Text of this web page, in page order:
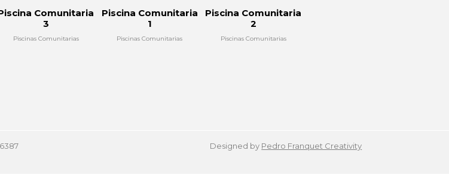
Comunitaria
3
Piscinas Comunitarias
Piscina Comunitaria
1
Piscinas Comunitarias
Piscina Comunitaria
2
Piscinas Comunitarias
Designed by Pedro Franquet Creativity